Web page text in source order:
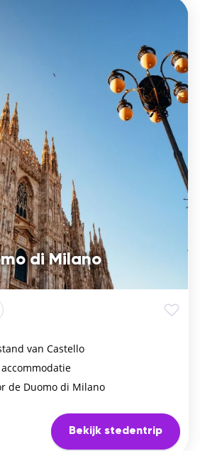
di Milano
van Castello
de Duomo di Milano
Bekijk stedentrip